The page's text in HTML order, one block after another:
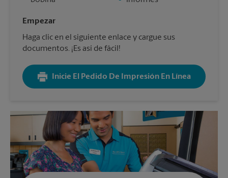
Empezar
Haga clic en el siguiente enlace y cargue sus
documentos. ¡Es así de fácil!
Inicie El Pedido De Impresión En Línea